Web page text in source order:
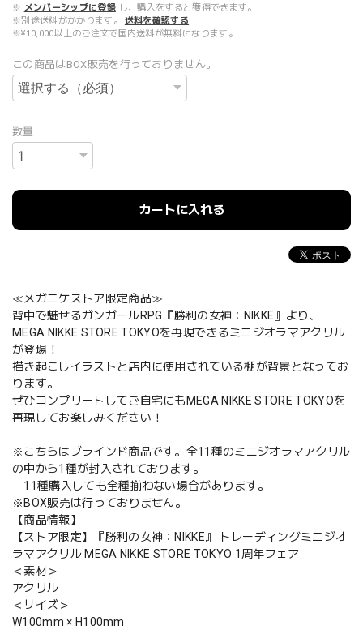
※ メンバーシップに登録 し、購入をすると獲得できます。
※別途送料がかかります。
送料を確認する
※¥10,000以上のご注文で国内送料が無料になります。
この商品はBOX販売を行っておりません。
数量
カートに入れる
≪メガニケストア限定商品≫
背中で魅せるガンガールRPG『勝利の女神：NIKKE』より、
MEGA NIKKE STORE TOKYOを再現できるミニジオラマアクリル
が登場！
描き起こしイラストと店内に使用されている棚が背景となってお
ります。
ぜひコンプリートしてご自宅にもMEGA NIKKE STORE TOKYOを
再現してお楽しみください！
※こちらはブラインド商品です。全11種のミニジオラマアクリル
の中から1種が封入されております。
11種購入しても全種揃わない場合があります。
※BOX販売は行っておりません。
【商品情報】
【ストア限定】『勝利の女神：NIKKE』 トレーディングミニジオ
ラマアクリル MEGA NIKKE STORE TOKYO 1周年フェア
＜素材＞
アクリル
＜サイズ＞
W100mm × H100mm